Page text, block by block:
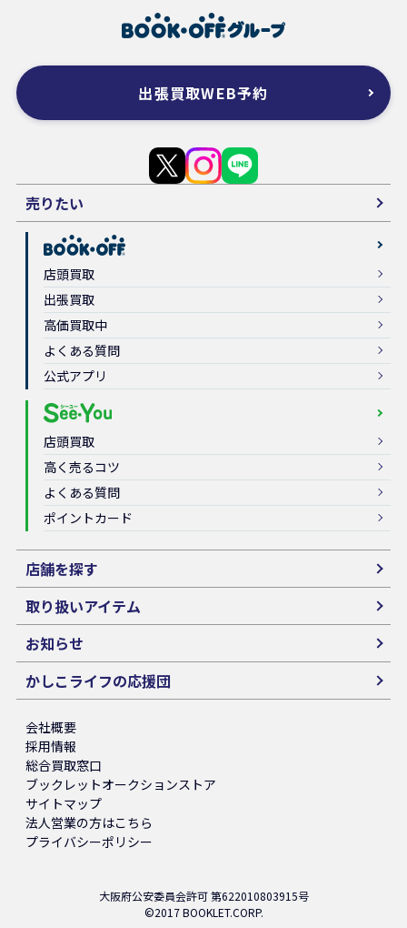
出張買取WEB予約
売りたい
店頭買取
出張買取
高価買取中
よくある質問
公式アプリ
店頭買取
高く売るコツ
よくある質問
ポイントカード
店舗を探す
取り扱いアイテム
お知らせ
かしこライフの応援団
会社概要
採用情報
総合買取窓口
ブックレットオークションストア
サイトマップ
法人営業の方はこちら
プライバシーポリシー
大阪府公安委員会許可 第622010803915号
©2017 BOOKLET.CORP.